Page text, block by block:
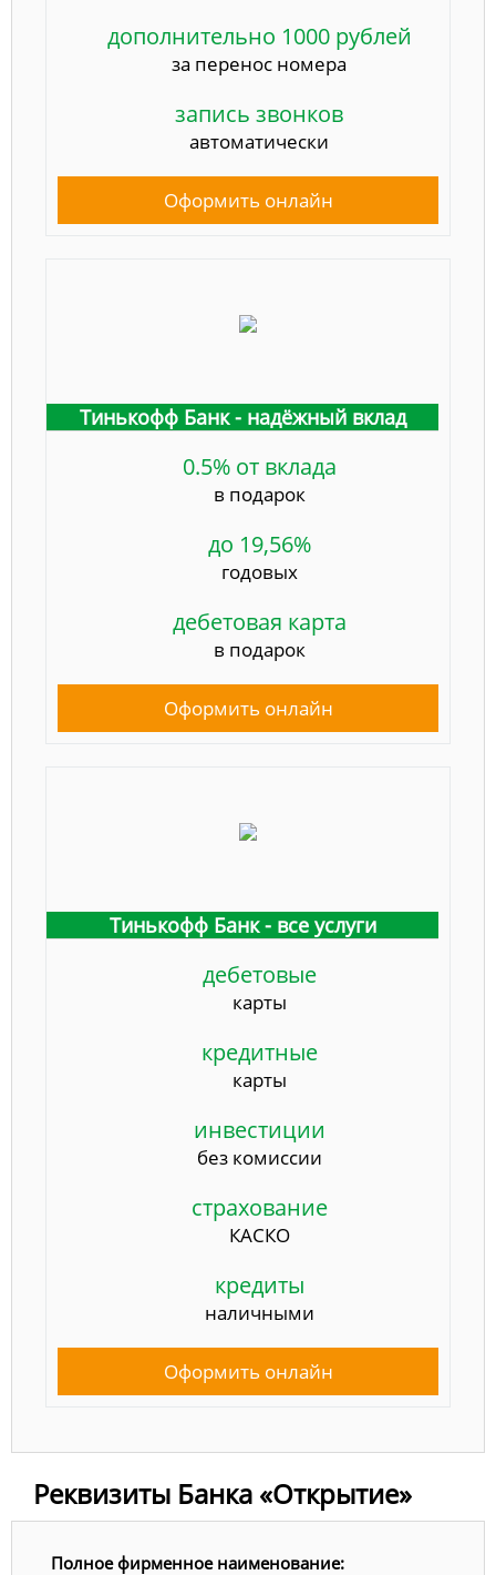
дополнительно 1000 рублей
за перенос номера
запись звонков
автоматически
Оформить онлайн
Тинькофф Банк - надёжный вклад
0.5% от вклада
в подарок
до 19,56%
годовых
дебетовая карта
в подарок
Оформить онлайн
Тинькофф Банк - все услуги
дебетовые
карты
кредитные
карты
инвестиции
без комиссии
страхование
КАСКО
кредиты
наличными
Оформить онлайн
Реквизиты Банка «Открытие»
Полное фирменное наименование: